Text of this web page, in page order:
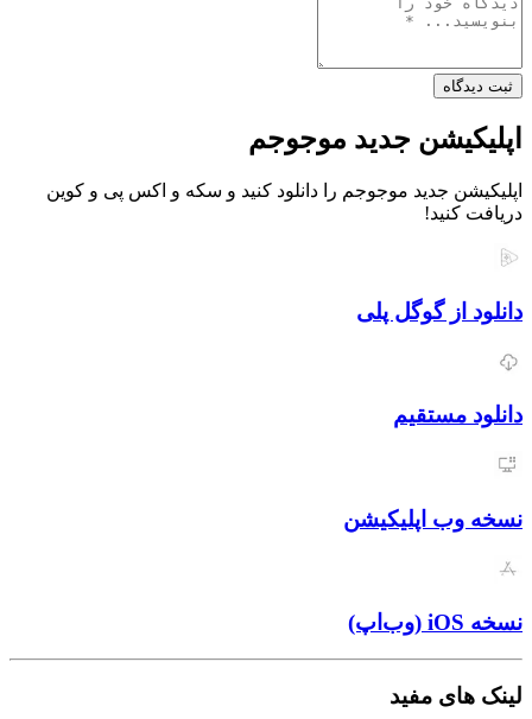
ثبت دیدگاه
اپلیکیشن جدید موجوجم
اپلیکیشن جدید موجوجم را دانلود کنید و سکه و اکس پی و کوین
دریافت کنید!
دانلود از گوگل پلی
دانلود مستقیم
نسخه وب اپلیکیشن
نسخه iOS (وب‌اپ)
لینک های مفید